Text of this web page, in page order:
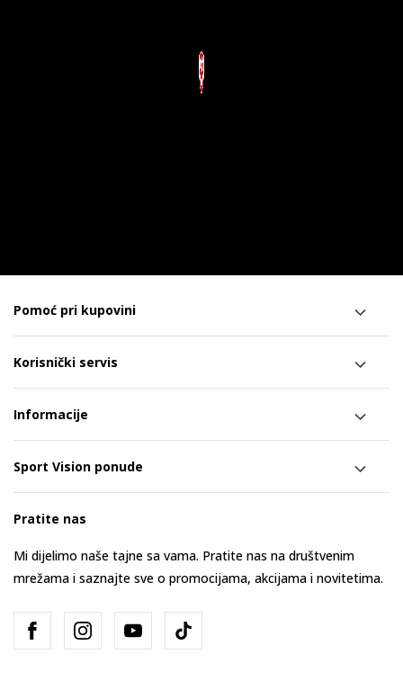
Pomoć pri kupovini
Korisnički servis
Informacije
Sport Vision ponude
Pratite nas
Mi dijelimo naše tajne sa vama. Pratite nas na društvenim
mrežama i saznajte sve o promocijama, akcijama i novitetima.